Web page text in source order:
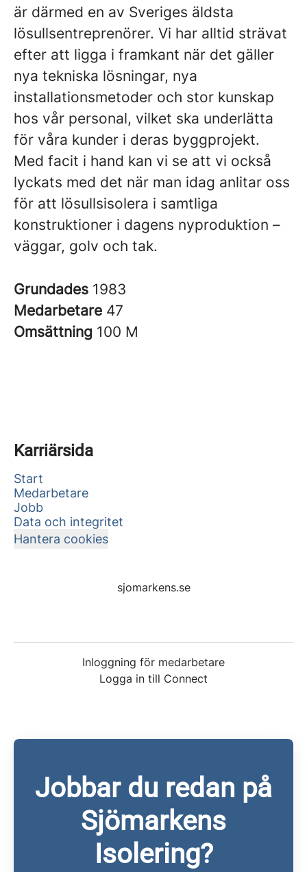
är därmed en av Sveriges äldsta
lösullsentreprenörer. Vi har alltid strävat
efter att ligga i framkant när det gäller
nya tekniska lösningar, nya
installationsmetoder och stor kunskap
hos vår personal, vilket ska underlätta
för våra kunder i deras byggprojekt.
Med facit i hand kan vi se att vi också
lyckats med det när man idag anlitar oss
för att lösullsisolera i samtliga
konstruktioner i dagens nyproduktion –
väggar, golv och tak.
Grundades 1983
Medarbetare 47
Omsättning 100 M
Karriärsida
Start
Medarbetare
Jobb
Data och integritet
Hantera cookies
sjomarkens.se
Inloggning för medarbetare
Logga in till Connect
Jobbar du redan på
Sjömarkens
Isolering?